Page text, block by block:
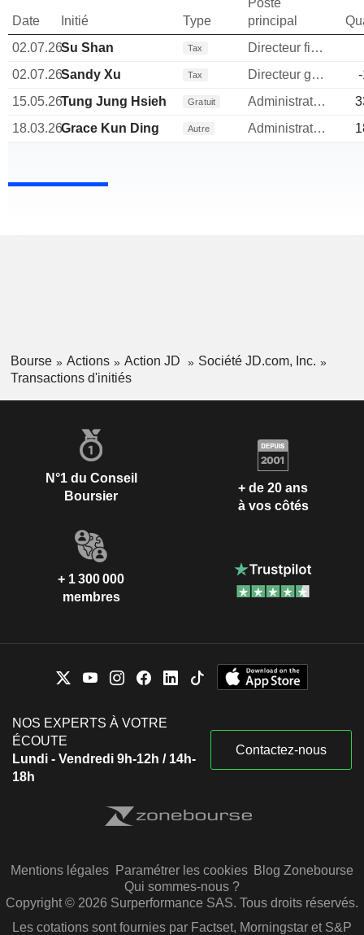
Date Initié Type
Poste
principal
02.07.26Su Shan Tax
Directeur financier
02.07.26Sandy Xu Tax Directeur general
15.05.26Tung Jung Hsieh Gratuit Administrateur
18.03.26Grace Kun Ding Autre Administrateur
Bourse Actions Action JD
Société JD.com, Inc.
Transactions d'initiés
N°1 du Conseil
Boursier
+ de 20 ans
à vos côtés
+ 1 300 000
membres
NOS EXPERTS À VOTRE
ÉCOUTE
Lundi - Vendredi 9h-12h / 14h-
18h
Contactez-nous
Mentions légales Paramétrer les cookies Blog Zonebourse
Qui sommes-nous ?
Copyright © 2026 Surperformance SAS. Tous droits réservés.
Les cotations sont fournies par Factset, Morningstar et S&P